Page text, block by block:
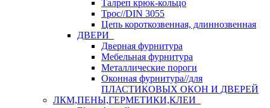
Талреп крюк-кольцо
Трос//DIN 3055
Цепь короткозвенная, длиннозвенная
ДВЕРИ
Дверная фурнитура
Мебельная фурнитура
Металлические пороги
Оконная фурнитура//для
ПЛАСТИКОВЫХ ОКОН И ДВЕРЕЙ
ЛКМ,ПЕНЫ,ГЕРМЕТИКИ,КЛЕИ